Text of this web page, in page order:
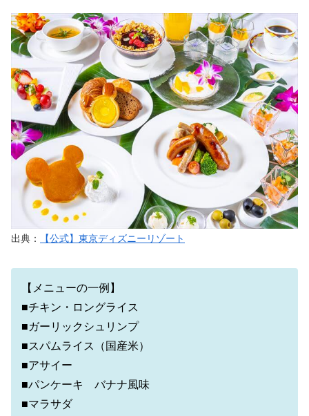
出典： 【公式】東京ディズニーリゾート
【メニューの一例】
■チキン・ロングライス
■ガーリックシュリンプ
■スパムライス（国産米）
■アサイー
■パンケーキ バナナ風味
■マラサダ